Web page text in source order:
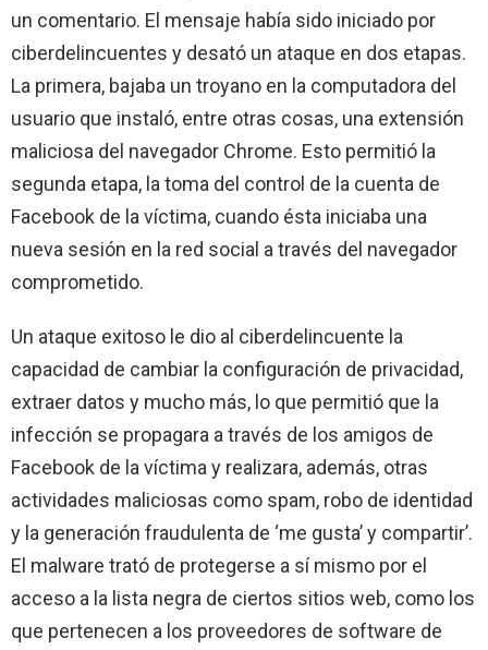
un comentario. El mensaje había sido iniciado por
ciberdelincuentes y desató un ataque en dos etapas.
La primera, bajaba un troyano en la computadora del
usuario que instaló, entre otras cosas, una extensión
maliciosa del navegador Chrome. Esto permitió la
segunda etapa, la toma del control de la cuenta de
Facebook de la víctima, cuando ésta iniciaba una
nueva sesión en la red social a través del navegador
comprometido.
Un ataque exitoso le dio al ciberdelincuente la
capacidad de cambiar la configuración de privacidad,
extraer datos y mucho más, lo que permitió que la
infección se propagara a través de los amigos de
Facebook de la víctima y realizara, además, otras
actividades maliciosas como spam, robo de identidad
y la generación fraudulenta de ‘me gusta’ y compartir’.
El malware trató de protegerse a sí mismo por el
acceso a la lista negra de ciertos sitios web, como los
que pertenecen a los proveedores de software de